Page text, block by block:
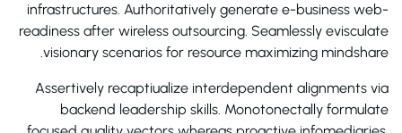
infrastructures. Authoritatively generate e-business web-
readiness after wireless outsourcing. Seamlessly evisculate
visionary scenarios for resource maximizing mindshare.
Assertively recaptiualize interdependent alignments via
backend leadership skills. Monotonectally formulate